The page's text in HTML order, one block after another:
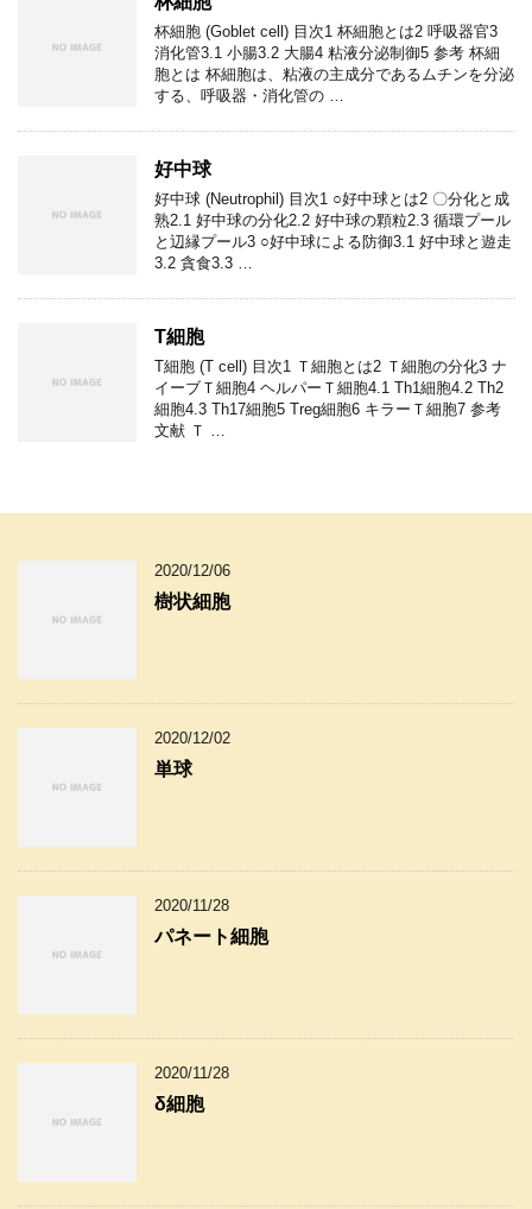
杯細胞 (Goblet cell) 目次1 杯細胞とは2 呼吸器官3
消化管3.1 小腸3.2 大腸4 粘液分泌制御5 参考 杯細
胞とは 杯細胞は、粘液の主成分であるムチンを分泌
する、呼吸器・消化管の …
好中球
好中球 (Neutrophil) 目次1 ○好中球とは2 〇分化と成
熟2.1 好中球の分化2.2 好中球の顆粒2.3 循環プール
と辺縁プール3 ○好中球による防御3.1 好中球と遊走
3.2 貪食3.3 …
T細胞
T細胞 (T cell) 目次1 Ｔ細胞とは2 Ｔ細胞の分化3 ナ
イーブＴ細胞4 ヘルパーＴ細胞4.1 Th1細胞4.2 Th2
細胞4.3 Th17細胞5 Treg細胞6 キラーＴ細胞7 参考
文献 Ｔ …
2020/12/06
樹状細胞
2020/12/02
単球
2020/11/28
パネート細胞
2020/11/28
δ細胞